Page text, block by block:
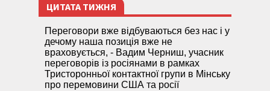
ЦИТАТА ТИЖНЯ
Переговори вже відбуваються без нас і у
дечому наша позиція вже не
враховується, - Вадим Черниш, учасник
переговорів із росіянами в рамках
Тристоронньої контактної групи в Мінську
про перемовини США та росії